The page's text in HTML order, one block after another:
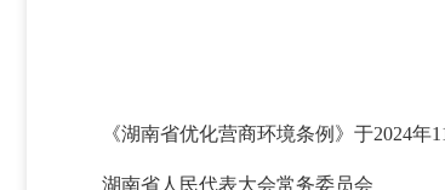
《湖南省优化营商环境条例》于2024
湖南省人民代表大会常务委员会